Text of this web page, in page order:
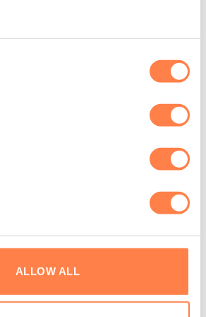
ALLOW ALL
Klik